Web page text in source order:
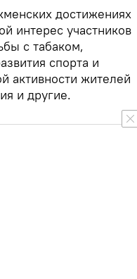
достижениях
интерес участников
с табаком,
спорта и
активности жителей
и другие.